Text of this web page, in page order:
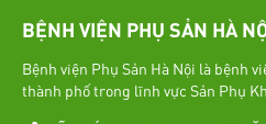
BỆNH VIỆN PHỤ SẢN HÀ
Bệnh viện Phụ Sản Hà Nội là bệnh
thành phố trong lĩnh vực Sản Phụ